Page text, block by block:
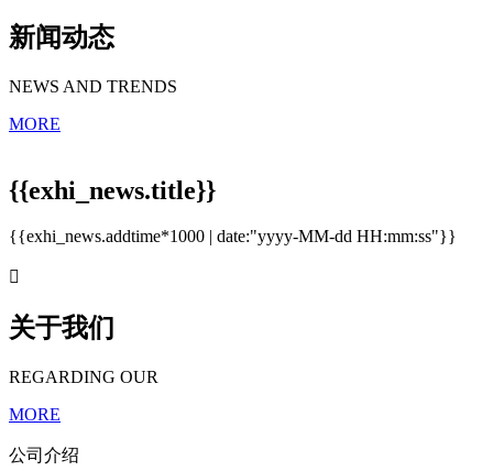
新闻动态
NEWS AND TRENDS
MORE
{{exhi_news.title}}
{{exhi_news.addtime*1000 | date:"yyyy-MM-dd HH:mm:ss"}}

关于我们
REGARDING OUR
MORE
公司介绍